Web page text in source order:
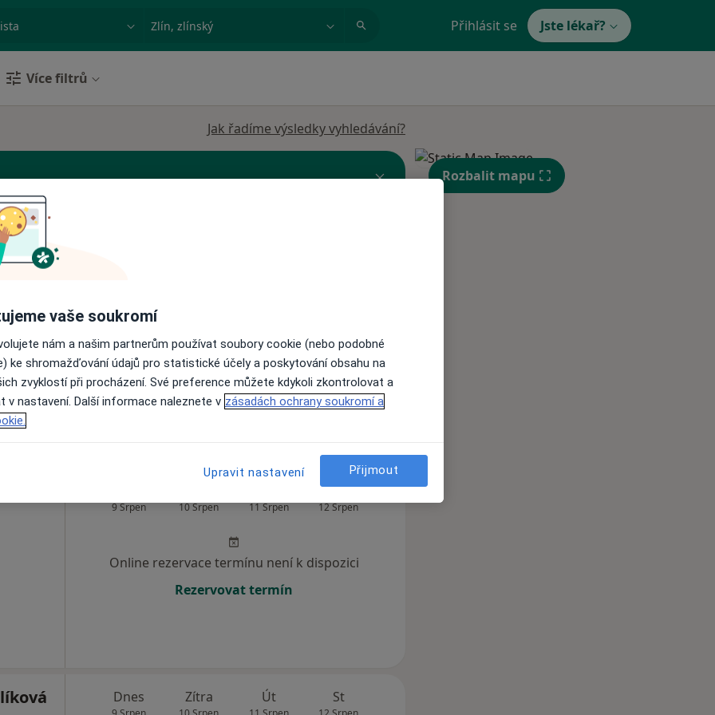
Město nebo region Přihlásit se Jste lékař?
Více filtrů
Jak řadíme výsledky vyhledávání?
Online rezervace termínu není k dispozici
Rezervovat termín
9 Srpen 10 Srpen 11 Srpen
St
12 Srpen
Čt
13 Srpen
Online rezervace termínu není k dispozici
Rezervovat termín
Dnes Zítra Út St
Rozbalit mapu
vaše soukromí
nám a našim partnerům používat soubory cookie (nebo podobné
ke shromažďování údajů pro statistické účely a poskytování obsahu na
zvyklostí při procházení. Své preference můžete kdykoli zkontrolovat a
v nastavení. Další informace naleznete v zásadách ochrany soukromí a
Upravit nastavení Přijmout